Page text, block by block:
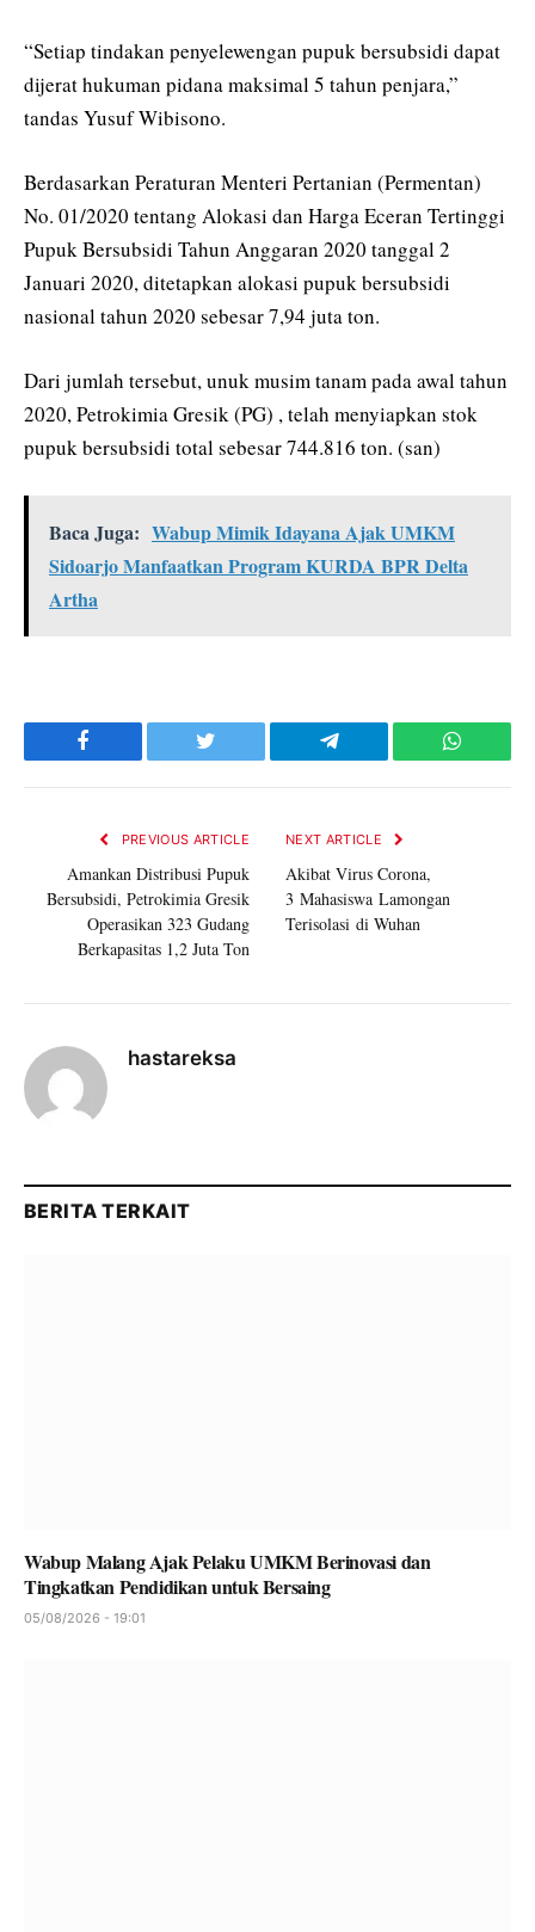
“Setiap tindakan penyelewengan pupuk bersubsidi dapat
dijerat hukuman pidana maksimal 5 tahun penjara,”
tandas Yusuf Wibisono.
Berdasarkan Peraturan Menteri Pertanian (Permentan)
No. 01/2020 tentang Alokasi dan Harga Eceran Tertinggi
Pupuk Bersubsidi Tahun Anggaran 2020 tanggal 2
Januari 2020, ditetapkan alokasi pupuk bersubsidi
nasional tahun 2020 sebesar 7,94 juta ton.
Dari jumlah tersebut, unuk musim tanam pada awal tahun
2020, Petrokimia Gresik (PG) , telah menyiapkan stok
pupuk bersubsidi total sebesar 744.816 ton. (san)
Baca Juga: Wabup Mimik Idayana Ajak UMKM
Sidoarjo Manfaatkan Program KURDA BPR Delta
Artha
Facebook Twitter Telegram
PREVIOUS ARTICLE
Amankan Distribusi Pupuk
Bersubsidi, Petrokimia Gresik
Operasikan 323 Gudang
Berkapasitas 1,2 Juta Ton
NEXT ARTICLE
Akibat Virus Corona,
3 Mahasiswa Lamongan
Terisolasi di Wuhan
hastareksa
BERITA TERKAIT
Wabup Malang Ajak Pelaku UMKM Berinovasi dan
Tingkatkan Pendidikan untuk Bersaing
05/08/2026 - 19:01